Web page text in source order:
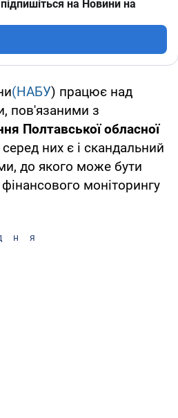
на Новини на
(НАБУ) працює над
пов'язаними з
Полтавської обласної
них є і скандальний
до якого може бути
моніторингу